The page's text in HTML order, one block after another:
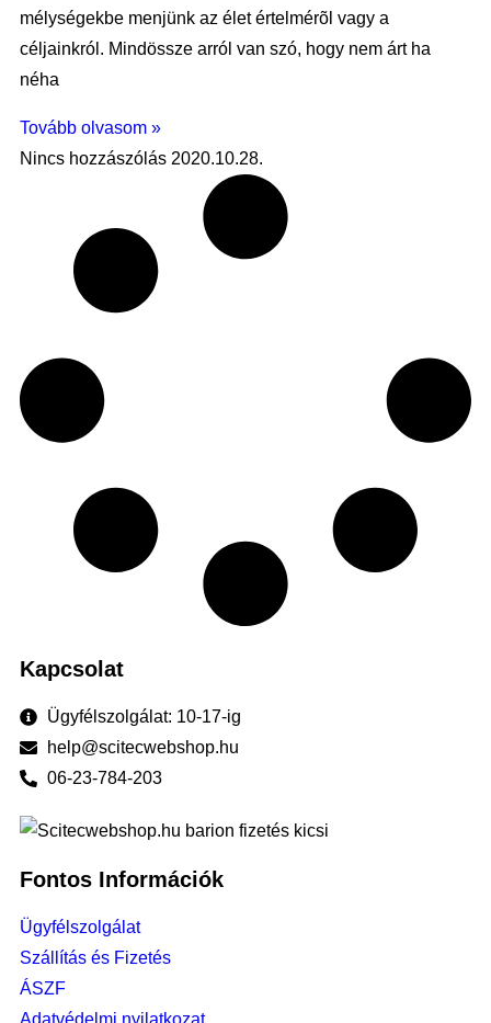
mélységekbe menjünk az élet értelmérõl vagy a
céljainkról. Mindössze arról van szó, hogy nem árt ha
néha
Tovább olvasom »
Nincs hozzászólás 2020.10.28.
Kapcsolat
Ügyfélszolgálat: 10-17-ig
help@scitecwebshop.hu
06-23-784-203
Fontos Információk
Ügyfélszolgálat
Szállítás és Fizetés
ÁSZF